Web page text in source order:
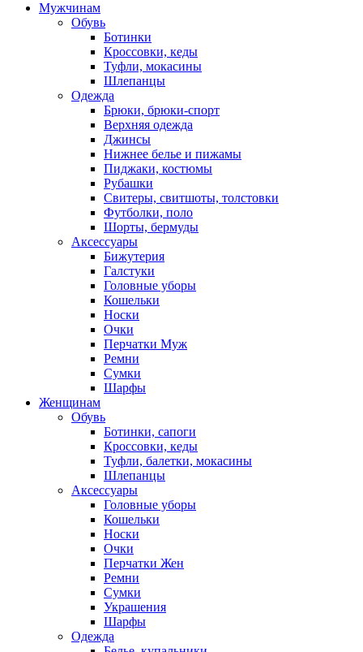
Мужчинам
Обувь
Ботинки
Кроссовки, кеды
Туфли, мокасины
Шлепанцы
Одежда
Брюки, брюки-спорт
Верхняя одежда
Джинсы
Нижнее белье и пижамы
Пиджаки, костюмы
Рубашки
Свитеры, свитшоты, толстовки
Футболки, поло
Шорты, бермуды
Аксессуары
Бижутерия
Галстуки
Головные уборы
Кошельки
Носки
Очки
Перчатки Муж
Ремни
Сумки
Шарфы
Женщинам
Обувь
Ботинки, сапоги
Кроссовки, кеды
Туфли, балетки, мокасины
Шлепанцы
Аксессуары
Головные уборы
Кошельки
Носки
Очки
Перчатки Жен
Ремни
Сумки
Украшения
Шарфы
Одежда